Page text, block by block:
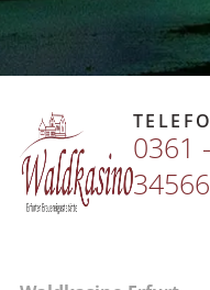
0361 -